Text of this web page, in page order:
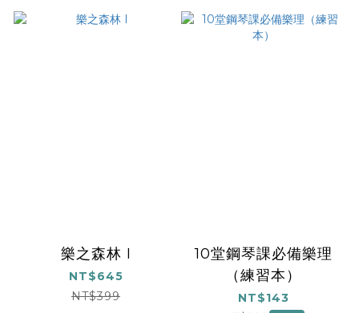
樂之森林 I
NT$645
NT$399
10堂鋼琴課必備樂理
（練習本）
NT$143